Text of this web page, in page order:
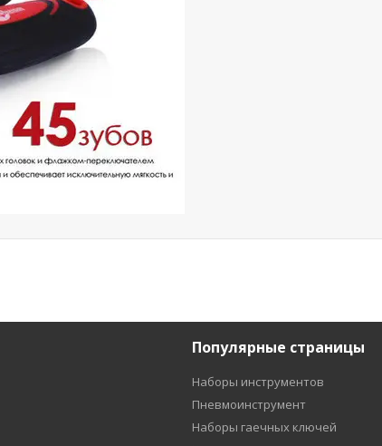
Популярные страницы
Наборы инструментов
Пневмоинструмент
Наборы гаечных ключей